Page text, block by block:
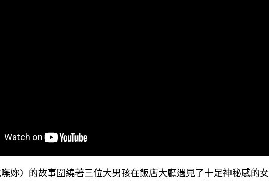
妳〉的故事圍繞著三位大男孩在飯店大廳遇見了十足神秘感的女